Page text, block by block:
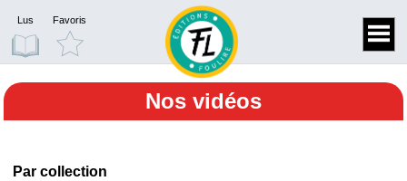
Lus Favoris
Nos vidéos
Par collection